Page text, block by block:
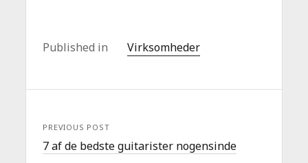
Published in Virksomheder
PREVIOUS POST
7 af de bedste guitarister nogensinde